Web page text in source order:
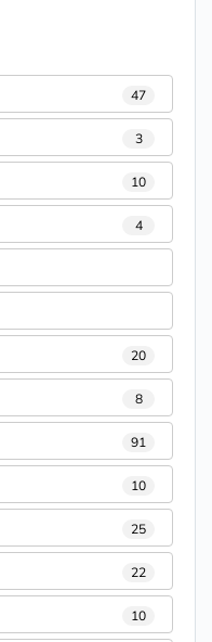
47
3
10
4
20
8
91
10
25
22
10